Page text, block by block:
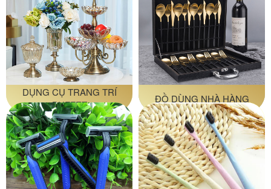
DỤNG CỤ TRANG TRÍ
BUFFET
ĐỒ DÙNG NHÀ HÀNG